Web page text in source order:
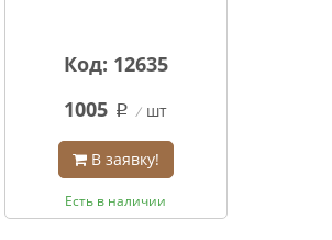
Код: 12635
1005 q шт
В заявку!
Есть в наличии